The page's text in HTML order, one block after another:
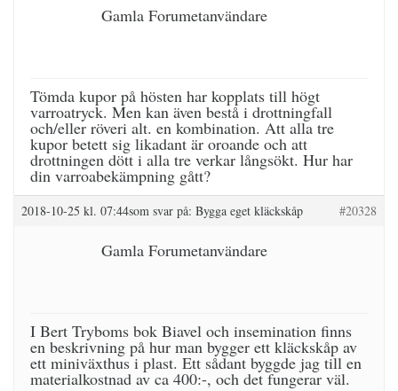
Gamla Forumetanvändare
Tömda kupor på hösten har kopplats till högt
varroatryck. Men kan även bestå i drottningfall
och/eller röveri alt. en kombination. Att alla tre
kupor betett sig likadant är oroande och att
drottningen dött i alla tre verkar långsökt. Hur har
din varroabekämpning gått?
2018-10-25 kl. 07:44som svar på: Bygga eget kläckskåp #20328
Gamla Forumetanvändare
I Bert Tryboms bok Biavel och insemination finns
en beskrivning på hur man bygger ett kläckskåp av
ett miniväxthus i plast. Ett sådant byggde jag till en
materialkostnad av ca 400:-, och det fungerar väl.